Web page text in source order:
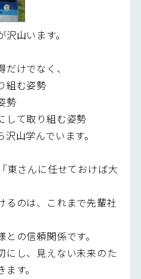
山います。
けでなく、
組む姿勢
勢
して取り組む姿勢
山学んでいます。
東さんに任せておけば大
るのは、これまで先輩社
の信頼関係です。
にし、見えない未来のた
す。